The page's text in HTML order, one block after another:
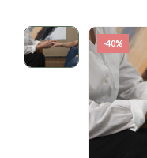
-40%